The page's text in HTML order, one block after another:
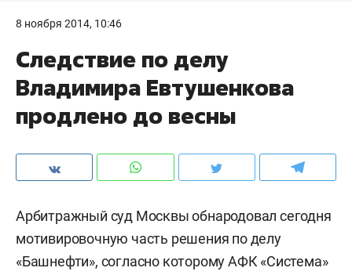
8 ноября 2014, 10:46
Следствие по делу
Владимира Евтушенкова
продлено до весны
Арбитражный суд Москвы обнародовал сегодня
мотивировочную часть решения по делу
«Башнефти», согласно которому АФК «Система»